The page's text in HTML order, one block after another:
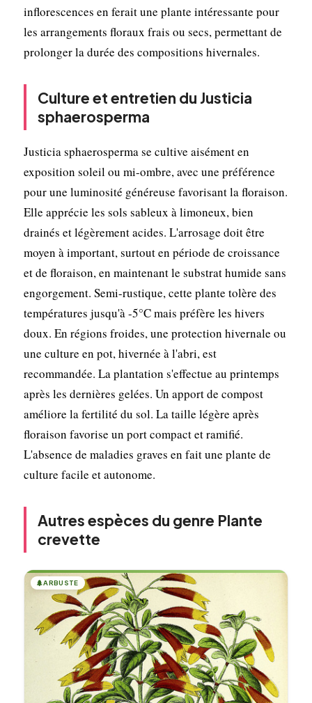
inflorescences en ferait une plante intéressante pour
les arrangements floraux frais ou secs, permettant de
prolonger la durée des compositions hivernales.
Culture et entretien du Justicia
sphaerosperma
Justicia sphaerosperma se cultive aisément en
exposition soleil ou mi-ombre, avec une préférence
pour une luminosité généreuse favorisant la floraison.
Elle apprécie les sols sableux à limoneux, bien
drainés et légèrement acides. L'arrosage doit être
moyen à important, surtout en période de croissance
et de floraison, en maintenant le substrat humide sans
engorgement. Semi-rustique, cette plante tolère des
températures jusqu'à -5°C mais préfère les hivers
doux. En régions froides, une protection hivernale ou
une culture en pot, hivernée à l'abri, est
recommandée. La plantation s'effectue au printemps
après les dernières gelées. Un apport de compost
améliore la fertilité du sol. La taille légère après
floraison favorise un port compact et ramifié.
L'absence de maladies graves en fait une plante de
culture facile et autonome.
Autres espèces du genre Plante
crevette
🌲ARBUSTE